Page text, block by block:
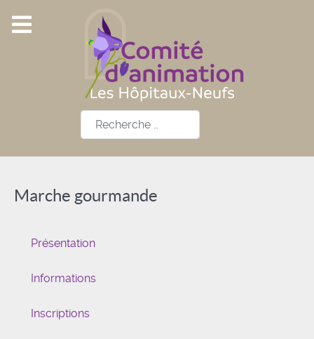
Rechercher
Marche gourmande
Présentation
Informations
Inscriptions